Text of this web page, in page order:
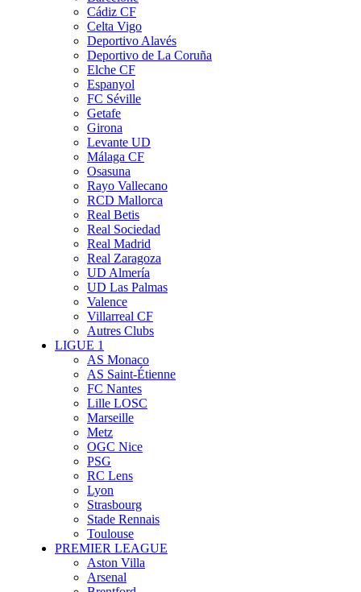
Cádiz CF
Celta Vigo
Deportivo Alavés
Deportivo de La Coruña
Elche CF
Espanyol
FC Séville
Getafe
Girona
Levante UD
Málaga CF
Osasuna
Rayo Vallecano
RCD Mallorca
Real Betis
Real Sociedad
Real Madrid
Real Zaragoza
UD Almería
UD Las Palmas
Valence
Villarreal CF
Autres Clubs
LIGUE 1
AS Monaco
AS Saint-Étienne
FC Nantes
Lille LOSC
Marseille
Metz
OGC Nice
PSG
RC Lens
Lyon
Strasbourg
Stade Rennais
Toulouse
PREMIER LEAGUE
Aston Villa
Arsenal